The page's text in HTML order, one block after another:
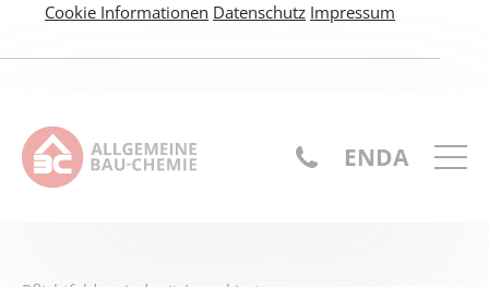
Cookie Informationen Datenschutz Impressum
ENDA